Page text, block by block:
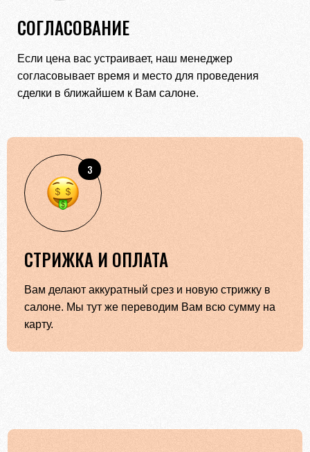
СОГЛАСОВАНИЕ
Если цена вас устраивает, наш менеджер
согласовывает время и место для проведения
сделки в ближайшем к Вам салоне.
3
СТРИЖКА И ОПЛАТА
Вам делают аккуратный срез и новую стрижку в
салоне. Мы тут же переводим Вам всю сумму на
карту.